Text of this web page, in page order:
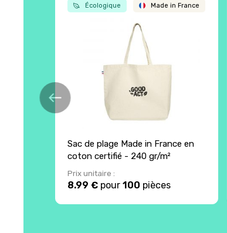
Écologique Made in France
Sac de plage Made in France en
coton certifié - 240 gr/m²
Prix unitaire :
8.99 € pour100 pièces